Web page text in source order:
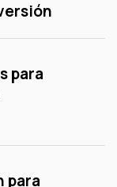
para
para